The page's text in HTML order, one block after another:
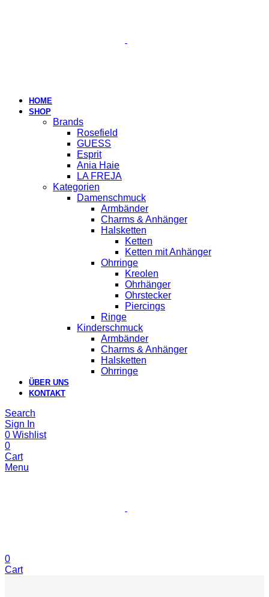
HOME
SHOP
Brands
Rosefield
GUESS
Esprit
Ania Haie
LA FREJA
Kategorien
Damenschmuck
Armbänder
Charms & Anhänger
Halsketten
Ketten
Ketten mit Anhänger
Ohrringe
Kreolen
Ohrhänger
Ohrstecker
Piercings
Ringe
Kinderschmuck
Armbänder
Charms & Anhänger
Halsketten
Ohrringe
ÜBER UNS
KONTAKT
Search
Sign In
0 Wishlist
0
Cart
Menu
0
Cart